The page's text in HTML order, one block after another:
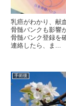
乳癌がわかり、献
骨髄バンクも影響
骨髄バンク登録を
連絡したら、ま...
手術後